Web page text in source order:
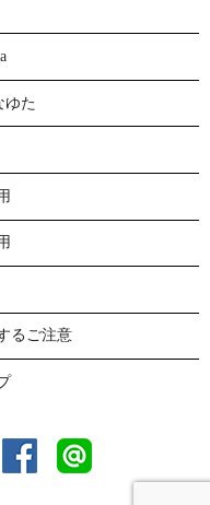
ゆた
るご注意